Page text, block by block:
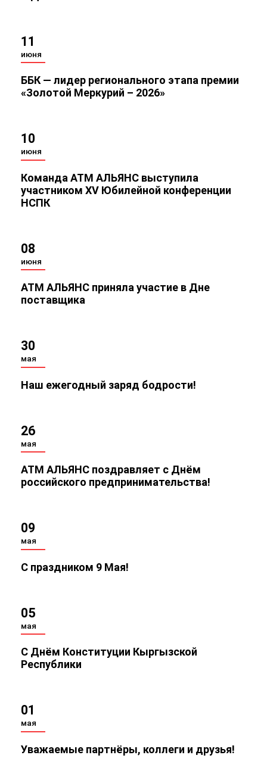
11
июня
ББК — лидер регионального этапа премии
«Золотой Меркурий – 2026»
10
июня
Команда АТМ АЛЬЯНС выступила
участником XV Юбилейной конференции
НСПК
08
июня
АТМ АЛЬЯНС приняла участие в Дне
поставщика
30
мая
Наш ежегодный заряд бодрости!
26
мая
АТМ АЛЬЯНС поздравляет с Днём
российского предпринимательства!
09
мая
С праздником 9 Мая!
05
мая
С Днём Конституции Кыргызской
Республики
01
мая
Уважаемые партнёры, коллеги и друзья!